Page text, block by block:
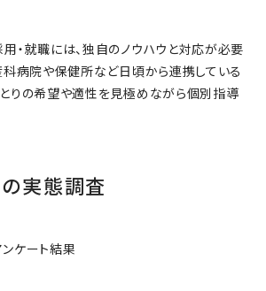
・就職には、独自のノウハウと対応が必要
科病院や保健所など日頃から連携している
りの希望や適性を見極めながら個別指導
の実態調査
ケート結果